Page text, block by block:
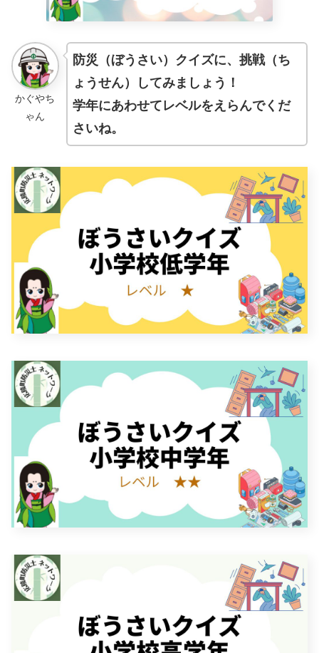
かぐやち
ゃん
防災（ぼうさい）クイズに、挑戦（ち
ょうせん）してみましょう！
学年にあわせてレベルをえらんでくだ
さいね。